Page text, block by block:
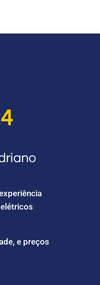
e preços